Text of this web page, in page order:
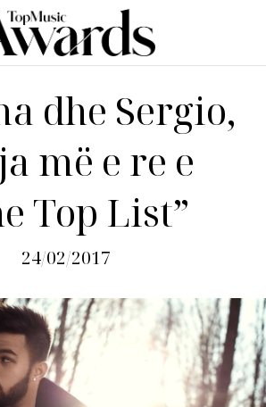
dhe Sergio,
më e re e
Top List”
24/02/2017